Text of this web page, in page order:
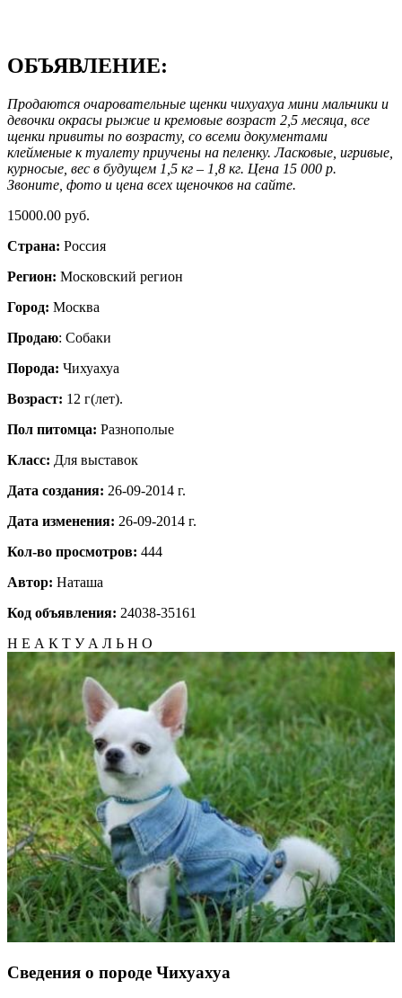
ОБЪЯВЛЕНИЕ:
Продаются очаровательные щенки чихуахуа мини мальчики и
девочки окрасы рыжие и кремовые возраст 2,5 месяца, все
щенки привиты по возрасту, со всеми документами
клейменые к туалету приучены на пеленку. Ласковые, игривые,
курносые, вес в будущем 1,5 кг – 1,8 кг. Цена 15 000 р.
Звоните, фото и цена всех щеночков на сайте.
15000.00 руб.
Страна: Россия
Регион: Московский регион
Город: Москва
Продаю: Собаки
Порода: Чихуахуа
Возраст: 12 г(лет).
Пол питомца: Разнополые
Класс: Для выставок
Дата создания: 26-09-2014 г.
Дата изменения: 26-09-2014 г.
Кол-во просмотров: 444
Автор: Наташа
Код объявления: 24038-35161
Н Е А К Т У А Л Ь Н О
Сведения о породе Чихуахуа